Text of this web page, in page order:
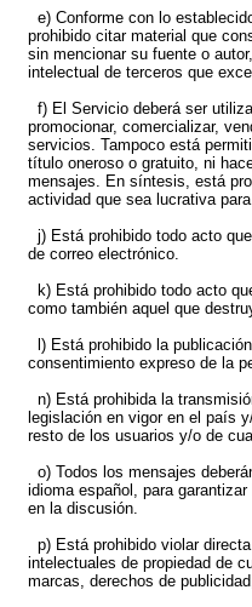
e) Conforme con lo
prohibido citar material que
sin mencionar su fuente o
intelectual de terceros que
f) El Servicio deberá ser
promocionar, comercializar,
servicios. Tampoco está
título oneroso o gratuito, ni
mensajes. En síntesis, está
actividad que sea lucrativa
j) Está prohibido todo acto
de correo electrónico.
k) Está prohibido todo acto
como también aquel que
l) Está prohibido la
consentimiento expreso de la
n) Está prohibida la
legislación en vigor en el país
resto de los usuarios y/o de
o) Todos los mensajes
idioma español, para
en la discusión.
p) Está prohibido violar
intelectuales de propiedad de
marcas, derechos de